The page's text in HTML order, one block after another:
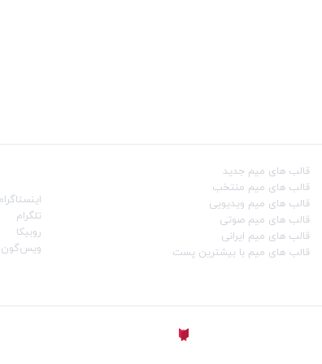
قالب‌ های میم جدید
قالب‌ های میم منتخب
قالب‌ های میم ویدیویی
قالب‌ های میم صوتی
قالب‌ های میم ایرانی
قالب‌ های میم با بیشترین پست
تلگرام
روبیکا
ویس‌گون